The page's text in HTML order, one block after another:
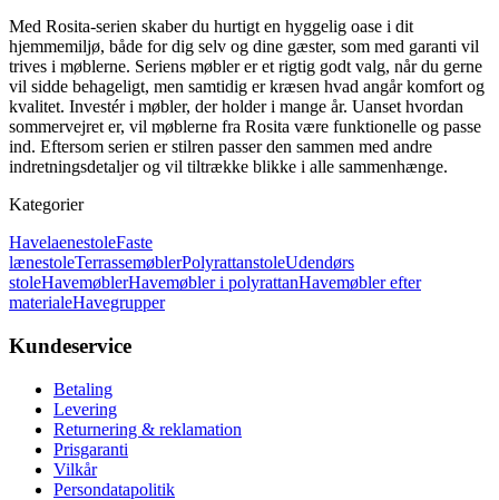
Med Rosita-serien skaber du hurtigt en hyggelig oase i dit
hjemmemiljø, både for dig selv og dine gæster, som med garanti vil
trives i møblerne. Seriens møbler er et rigtig godt valg, når du gerne
vil sidde behageligt, men samtidig er kræsen hvad angår komfort og
kvalitet. Investér i møbler, der holder i mange år. Uanset hvordan
sommervejret er, vil møblerne fra Rosita være funktionelle og passe
ind. Eftersom serien er stilren passer den sammen med andre
indretningsdetaljer og vil tiltrække blikke i alle sammenhænge.
Kategorier
HavelaenestoleFaste
lænestoleTerrassemøblerPolyrattanstoleUdendørs
stoleHavemøblerHavemøbler i polyrattanHavemøbler efter
materialeHavegrupper
Kundeservice
Betaling
Levering
Returnering & reklamation
Prisgaranti
Vilkår
Persondatapolitik